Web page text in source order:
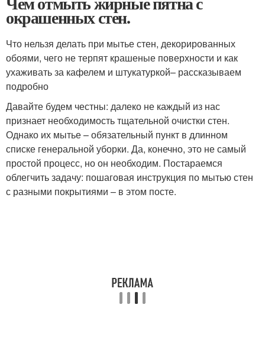
окрашенных стен.
Что нельзя делать при мытье стен, декорированных
обоями, чего не терпят крашеные поверхности и как
ухаживать за кафелем и штукатуркой– рассказываем
подробно
Давайте будем честны: далеко не каждый из нас
признает необходимость тщательной очистки стен.
Однако их мытье – обязательный пункт в длинном
списке генеральной уборки. Да, конечно, это не самый
простой процесс, но он необходим. Постараемся
облегчить задачу: пошаговая инструкция по мытью стен
с разными покрытиями – в этом посте.